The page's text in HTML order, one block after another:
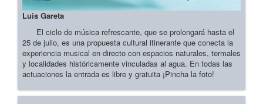
Luis Gareta
El ciclo de música refrescante, que se prolongará hasta el
25 de julio, es una propuesta cultural itinerante que conecta la
experiencia musical en directo con espacios naturales, termales
y localidades históricamente vinculadas al agua. En todas las
actuaciones la entrada es libre y gratuita ¡Pincha la foto!